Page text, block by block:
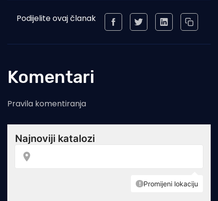
Podijelite ovaj članak
Komentari
Pravila komentiranja